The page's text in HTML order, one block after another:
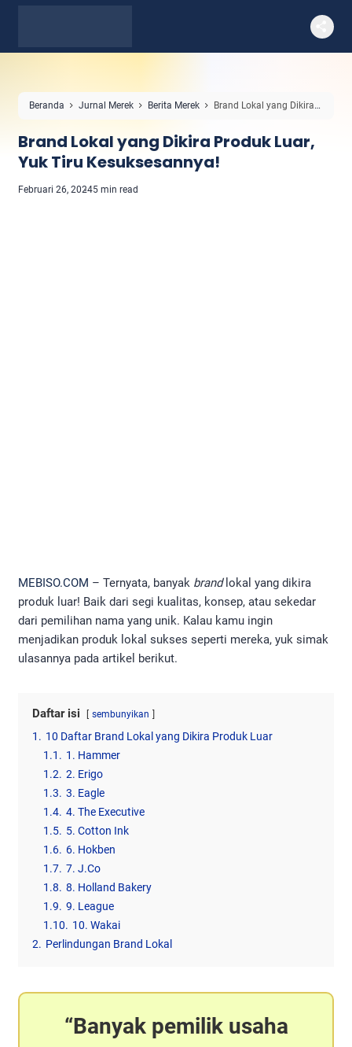
Beranda Jurnal Merek Berita Merek
Brand Lokal yang Dikira
Brand Lokal yang Dikira Produk Luar,
Yuk Tiru Kesuksesannya!
Februari 26, 20245 min read
MEBISO.COM – Ternyata, banyak brand lokal yang dikira
produk luar! Baik dari segi kualitas, konsep, atau sekedar
dari pemilihan nama yang unik. Kalau kamu ingin
menjadikan produk lokal sukses seperti mereka, yuk simak
ulasannya pada artikel berikut.
Daftar isi sembunyikan
1. 10 Daftar Brand Lokal yang Dikira Produk Luar
1.1. 1. Hammer
1.2. 2. Erigo
1.3. 3. Eagle
1.4. 4. The Executive
1.5. 5. Cotton Ink
1.6. 6. Hokben
1.7. 7. J.Co
1.8. 8. Holland Bakery
1.9. 9. League
1.10. 10. Wakai
2. Perlindungan Brand Lokal
Banyak pemilik usaha